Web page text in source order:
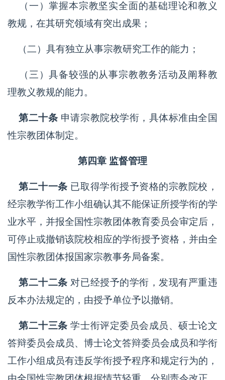
（一）掌握本宗教坚实全面的基础理论和教义
教规，在其研究领域有突出成果；
（二）具有独立从事宗教研究工作的能力；
（三）具备较强的从事宗教教务活动及阐释教
理教义教规的能力。
第二十条 申请宗教院校学衔，具体标准由全国
性宗教团体制定。
第四章 监督管理
第二十一条 已取得学衔授予资格的宗教院校，
经宗教学衔工作小组确认其不能保证所授学衔的学
业水平，并报全国性宗教团体教育委员会审定后，
可停止或撤销该院校相应的学衔授予资格，并由全
国性宗教团体报国家宗教事务局备案。
第二十二条 对已经授予的学衔，发现有严重违
反本办法规定的，由授予单位予以撤销。
第二十三条 学士衔评定委员会成员、硕士论文
答辩委员会成员、博士论文答辩委员会成员和学衔
工作小组成员有违反学衔授予程序和规定行为的，